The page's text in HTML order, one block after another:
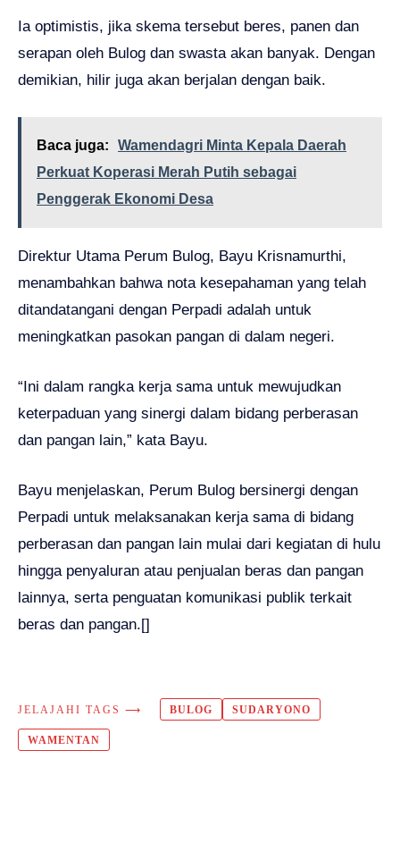
Ia optimistis, jika skema tersebut beres, panen dan
serapan oleh Bulog dan swasta akan banyak. Dengan
demikian, hilir juga akan berjalan dengan baik.
Baca juga:
Wamendagri Minta Kepala Daerah
Perkuat Koperasi Merah Putih sebagai
Penggerak Ekonomi Desa
Direktur Utama Perum Bulog, Bayu Krisnamurthi,
menambahkan bahwa nota kesepahaman yang telah
ditandatangani dengan Perpadi adalah untuk
meningkatkan pasokan pangan di dalam negeri.
“Ini dalam rangka kerja sama untuk mewujudkan
keterpaduan yang sinergi dalam bidang perberasan
dan pangan lain,” kata Bayu.
Bayu menjelaskan, Perum Bulog bersinergi dengan
Perpadi untuk melaksanakan kerja sama di bidang
perberasan dan pangan lain mulai dari kegiatan di hulu
hingga penyaluran atau penjualan beras dan pangan
lainnya, serta penguatan komunikasi publik terkait
beras dan pangan.[]
JELAJAHI TAGS ⟶ BULOG SUDARYONO
WAMENTAN